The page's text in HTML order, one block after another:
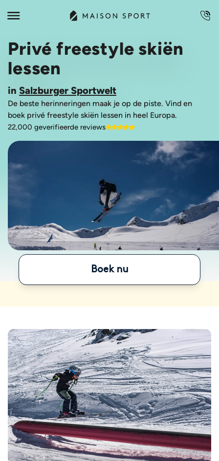
Privé freestyle skiën
lessen
in Salzburger Sportwelt
De beste herinneringen maak je op de piste. Vind en
boek privé freestyle skiën lessen in heel Europa.
22,000 geverifieerde reviews
Boek nu